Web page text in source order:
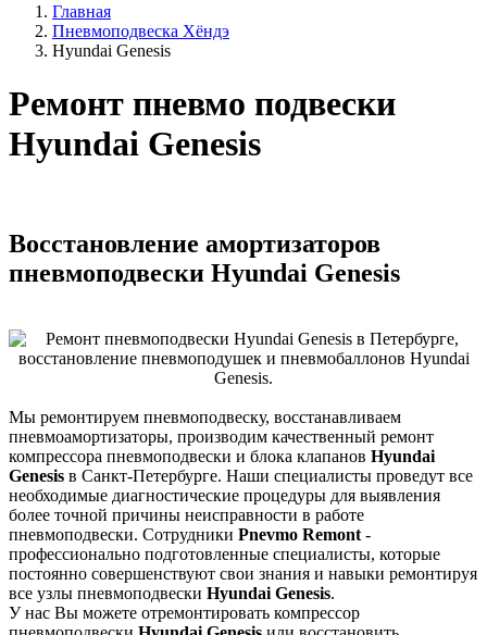
Главная
Пневмоподвеска Хёндэ
Hyundai Genesis
Ремонт пневмо подвески
Hyundai Genesis
Восстановление амортизаторов
пневмоподвески Hyundai Genesis
Мы ремонтируем пневмоподвеску, восстанавливаем
пневмоамортизаторы, производим качественный ремонт
компрессора пневмоподвески и блока клапанов Hyundai
Genesis в Санкт-Петербурге. Наши специалисты проведут все
необходимые диагностические процедуры для выявления
более точной причины неисправности в работе
пневмоподвески. Сотрудники Pnevmo Remont -
профессионально подготовленные специалисты, которые
постоянно совершенствуют свои знания и навыки ремонтируя
все узлы пневмоподвески Hyundai Genesis.
У нас Вы можете отремонтировать компрессор